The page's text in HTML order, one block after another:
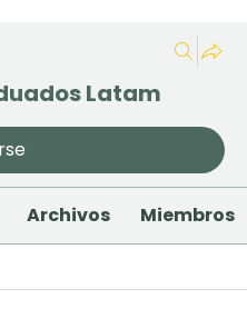
Latam
Archivos Miembros